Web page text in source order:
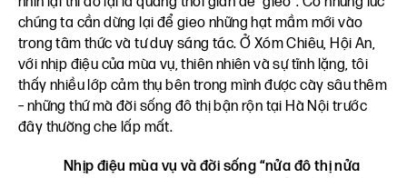
chúng ta cần dừng lại để gieo những hạt mầm mới vào
trong tâm thức và tư duy sáng tác. Ở Xóm Chiêu, Hội An,
với nhịp điệu của mùa vụ, thiên nhiên và sự tĩnh lặng, tôi
thấy nhiều lớp cảm thụ bên trong mình được cày sâu thêm
– những thứ mà đời sống đô thị bận rộn tại Hà Nội trước
đây thường che lấp mất.
Nhịp điệu mùa vụ và đời sống “nửa đô thị nửa